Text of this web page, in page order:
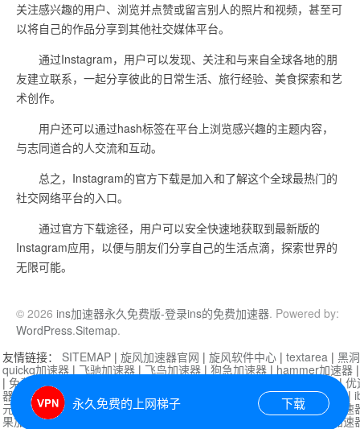
关注感兴趣的用户、浏览并点赞或留言别人的照片和视频，甚至可
以将自己的作品分享到其他社交媒体平台。
通过Instagram，用户可以发现、关注和与来自全球各地的朋
友建立联系，一起分享彼此的日常生活、旅行经验、美食探索和艺
术创作。
用户还可以通过hash标签在平台上浏览感兴趣的主题内容，
与志同道合的人交流和互动。
总之，Instagram的官方下载是加入和了解这个全球最热门的
社交网络平台的入口。
通过官方下载途径，用户可以安全快速地获取到最新版的
Instagram应用，以便与朋友们分享自己的生活点滴，探索世界的
无限可能。
© 2026 ins加速器永久免费版-登录ins的免费加速器. Powered by:
WordPress.Sitemap.
永久免费的上网梯子 下载
友情链接： SITEMAP | 旋风加速器官网 | 旋风软件中心 | textarea | 黑
quickq加速器 | 飞驰加速器 | 飞鸟加速器 | 狗急加速器 | hammer加速器
| 免费vqn加速外网 迷雾通|优
器| 快柠檬加速器|黑洞加速 |falemon 快橙加速器|anycast加速器 |
元机场加速器 |一元机场|老王加速器 | 白石山|
小牛加速
果加速器|黑洞加速
芒果加速